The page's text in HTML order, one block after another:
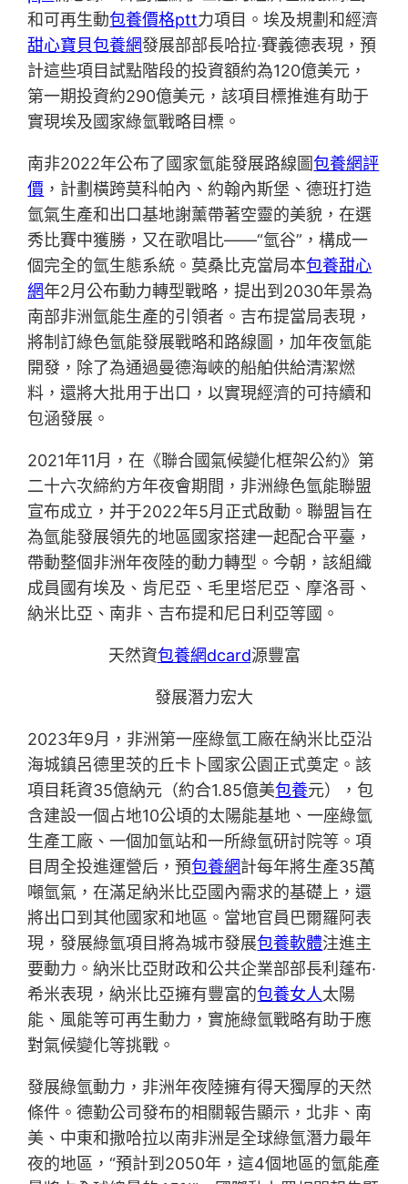
和可再生動包養價格ptt力項目。埃及規劃和經濟
甜心寶貝包養網發展部部長哈拉·賽義德表現，預
計這些項目試點階段的投資額約為120億美元，
第一期投資約290億美元，該項目標推進有助于
實現埃及國家綠氫戰略目標。
南非2022年公布了國家氫能發展路線圖包養網評
價 ，計劃橫跨莫科帕內、約翰內斯堡、德班打造
氫氣生產和出口基地謝薰帶著空靈的美貌，在選
秀比賽中獲勝，又在歌唱比——“氫谷”，構成一
個完全的氫生態系統。莫桑比克當局本包養甜心
網年2月公布動力轉型戰略，提出到2030年景為
南部非洲氫能生產的引領者。吉布提當局表現，
將制訂綠色氫能發展戰略和路線圖，加年夜氫能
開發，除了為通過曼德海峽的船舶供給清潔燃
料，還將大批用于出口，以實現經濟的可持續和
包涵發展。
2021年11月，在《聯合國氣候變化框架公約》第
二十六次締約方年夜會期間，非洲綠色氫能聯盟
宣布成立，并于2022年5月正式啟動。聯盟旨在
為氫能發展領先的地區國家搭建一起配合平臺，
帶動整個非洲年夜陸的動力轉型。今朝，該組織
成員國有埃及、肯尼亞、毛里塔尼亞、摩洛哥、
納米比亞、南非、吉布提和尼日利亞等國。
天然資包養網dcard源豐富
發展潛力宏大
2023年9月，非洲第一座綠氫工廠在納米比亞沿
海城鎮呂德里茨的丘卡卜國家公園正式奠定。該
項目耗資35億納元（約合1.85億美包養元），包
含建設一個占地10公頃的太陽能基地、一座綠氫
生產工廠、一個加氫站和一所綠氫研討院等。項
目周全投進運營后，預包養網計每年將生產35萬
噸氫氣，在滿足納米比亞國內需求的基礎上，還
將出口到其他國家和地區。當地官員巴爾羅阿表
現，發展綠氫項目將為城市發展包養軟體注進主
要動力。納米比亞財政和公共企業部部長利蓬布·
希米表現，納米比亞擁有豐富的包養女人太陽
能、風能等可再生動力，實施綠氫戰略有助于應
對氣候變化等挑戰。
發展綠氫動力，非洲年夜陸擁有得天獨厚的天然
條件。德勤公司發布的相關報告顯示，北非、南
美、中東和撒哈拉以南非洲是全球綠氫潛力最年
夜的地區，“預計到2050年，這4個地區的氫能產